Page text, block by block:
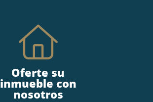
Oferte su
inmueble con
nosotros